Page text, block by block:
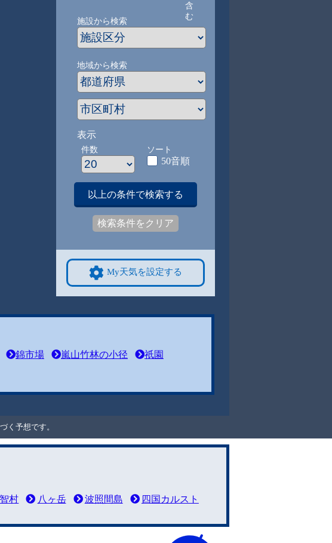
含
む
施設から検索
地域から検索
表示
件数 ソート
50音順
以上の条件で検索する
検索条件をクリア
My天気を設定する
錦市場 嵐山竹林の小径
祇園
く予想です。
村 八ヶ岳 波照間島 四国カルスト